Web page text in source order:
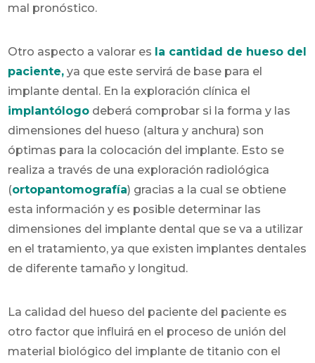
mal pronóstico.
Otro aspecto a valorar es la cantidad de hueso del
paciente, ya que este servirá de base para el
implante dental. En la exploración clínica el
implantólogo deberá comprobar si la forma y las
dimensiones del hueso (altura y anchura) son
óptimas para la colocación del implante. Esto se
realiza a través de una exploración radiológica
(ortopantomografía) gracias a la cual se obtiene
esta información y es posible determinar las
dimensiones del implante dental que se va a utilizar
en el tratamiento, ya que existen implantes dentales
de diferente tamaño y longitud.
La calidad del hueso del paciente del paciente es
otro factor que influirá en el proceso de unión del
material biológico del implante de titanio con el